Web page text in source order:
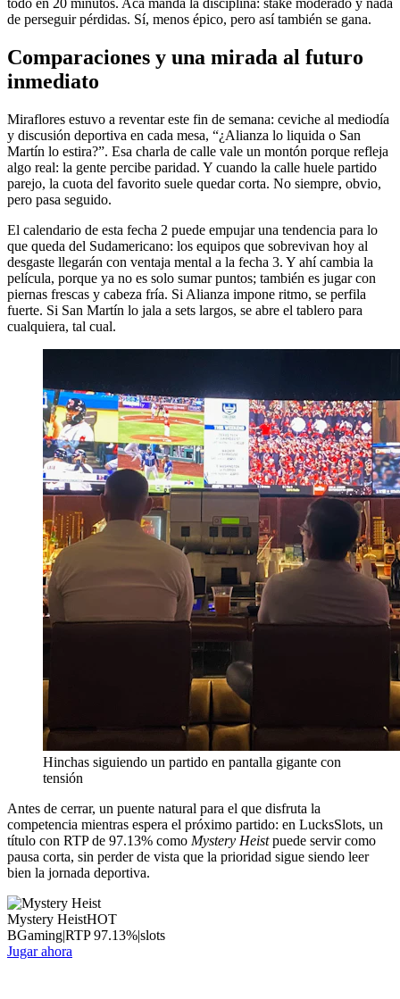
todo en 20 minutos. Acá manda la disciplina: stake moderado y nada
de perseguir pérdidas. Sí, menos épico, pero así también se gana.
Comparaciones y una mirada al futuro
inmediato
Miraflores estuvo a reventar este fin de semana: ceviche al mediodía
y discusión deportiva en cada mesa, “¿Alianza lo liquida o San
Martín lo estira?”. Esa charla de calle vale un montón porque refleja
algo real: la gente percibe paridad. Y cuando la calle huele partido
parejo, la cuota del favorito suele quedar corta. No siempre, obvio,
pero pasa seguido.
El calendario de esta fecha 2 puede empujar una tendencia para lo
que queda del Sudamericano: los equipos que sobrevivan hoy al
desgaste llegarán con ventaja mental a la fecha 3. Y ahí cambia la
película, porque ya no es solo sumar puntos; también es jugar con
piernas frescas y cabeza fría. Si Alianza impone ritmo, se perfila
fuerte. Si San Martín lo jala a sets largos, se abre el tablero para
cualquiera, tal cual.
Hinchas siguiendo un partido en pantalla gigante con
tensión
Antes de cerrar, un puente natural para el que disfruta la
competencia mientras espera el próximo partido: en LucksSlots, un
título con RTP de 97.13% como Mystery Heistpuede servir como
pausa corta, sin perder de vista que la prioridad sigue siendo leer
bien la jornada deportiva.
Mystery HeistHOT
BGaming|RTP97.13%|slots
Jugar ahora